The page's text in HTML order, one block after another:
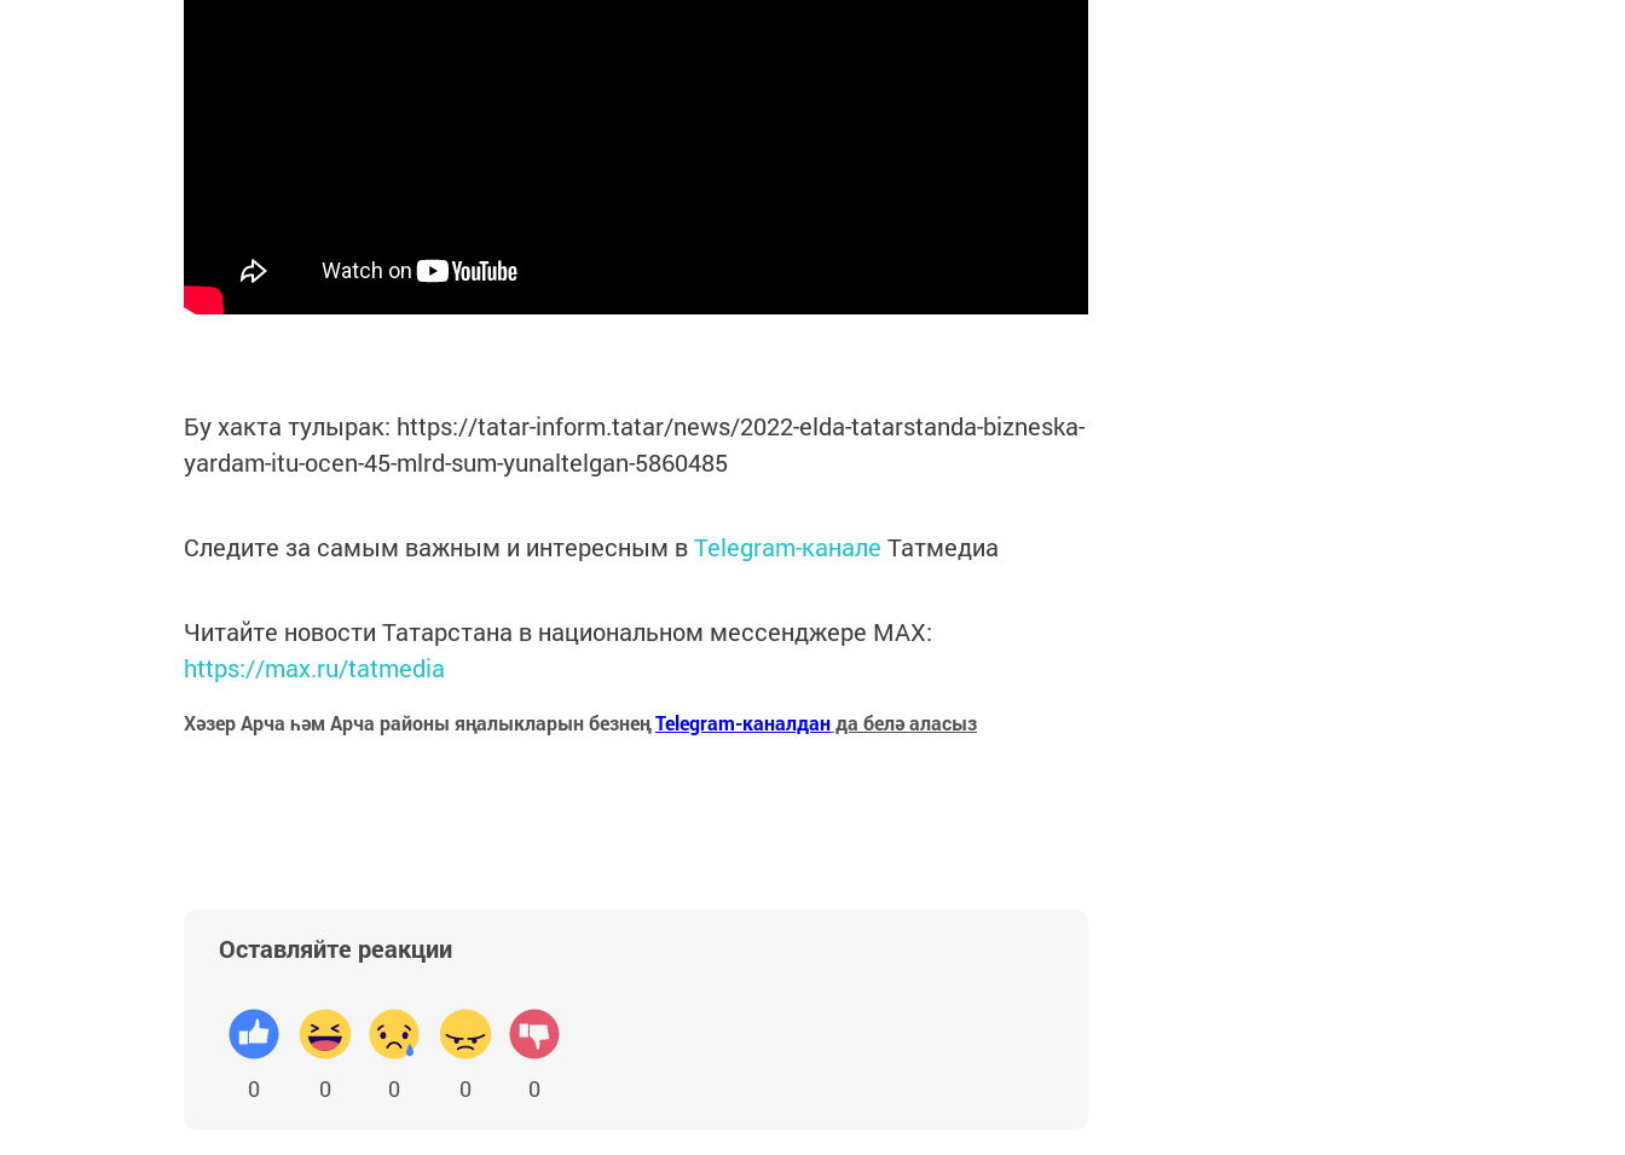
Бу хакта тулырак: https://tatar-inform.tatar/news/2022-elda-tatarstanda-bizneska-
yardam-itu-ocen-45-mlrd-sum-yunaltelgan-5860485
Следите за самым важным и интересным вTelegram-канале Татмедиа
Читайте новости Татарстана в национальном мессенджере MАХ:
https://max.ru/tatmedia
Хәзер Арча һәм Арча районы яңалыкларын безнеңTelegram-каналданда белә аласыз
Оставляйте реакции
0 0 0 0 0